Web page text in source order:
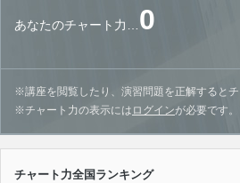
あなたのチャート力…0
※講座を閲覧したり、演習問題を正解するとチ
※チャート力の表示には ログインが必要です。
チャート力全国ランキング